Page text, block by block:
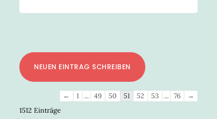
Navigation
← 1 ... 49 50 51 52 53 ... 76
→
1512 Einträge